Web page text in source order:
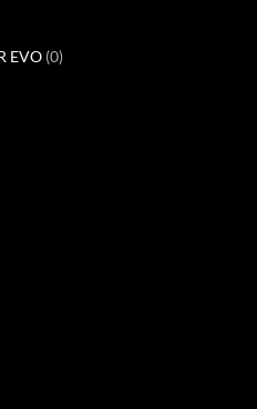
EVO (0)